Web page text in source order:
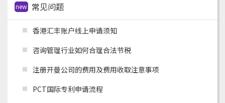
new 常见问题
香港汇丰账户线上申请须知
咨询管理行业如何合理合法节税
注册开曼公司的费用及费用收取注意事项
PCT国际专利申请流程